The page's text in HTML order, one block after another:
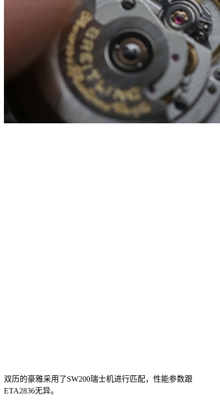
双历的豪雅采用了SW200瑞士机进行匹配，性能参数跟
ETA2836无异。